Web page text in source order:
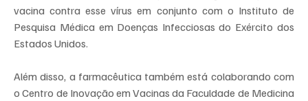
vacina contra esse vírus em conjunto com o Instituto de
Pesquisa Médica em Doenças Infecciosas do Exército dos
Estados Unidos.
Além disso, a farmacêutica também está colaborando com
o Centro de Inovação em Vacinas da Faculdade de Medicina